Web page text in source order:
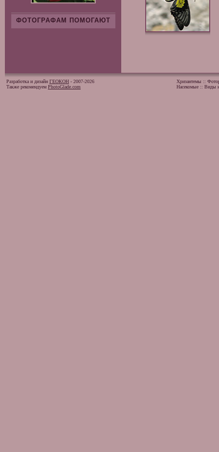
ФОТОГРАФАМ ПОМОГАЮТ
Разработка и дизайн ГЕОКОН - 2007-2026
Также рекомендуем PhotoGlade.com
Хризантемы ::
Насекомые :: Виды